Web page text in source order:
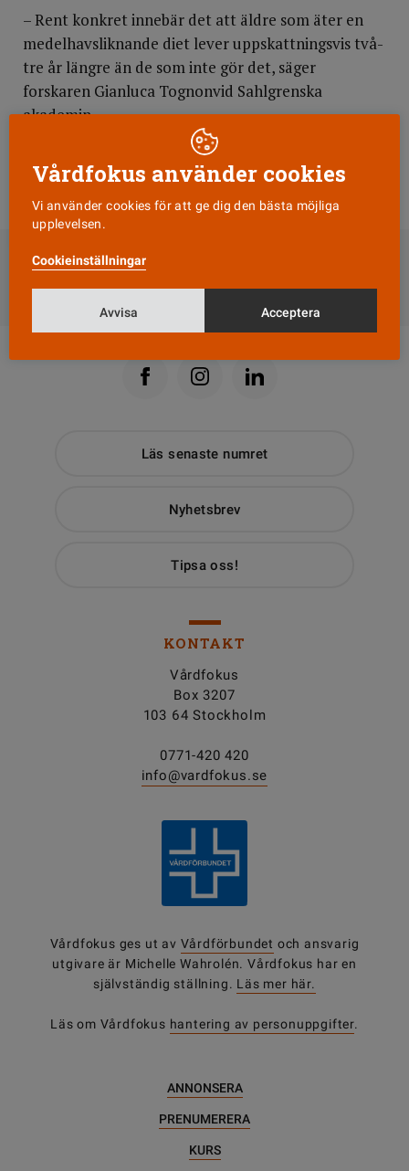
– Rent konkret innebär det att äldre som äter en
medelhavsliknande diet lever uppskattningsvis två-
tre år längre än de som inte gör det, säger
forskaren Gianluca Tognonvid Sahlgrenska
akademin.
Forskningen har publicerats i den vetenskapliga
tidskriften Age.
DELA
Till Vårdfokus startsida
Läs senaste numret
Nyhetsbrev
Tipsa oss!
KONTAKT
Vårdfokus
Box 3207
103 64 Stockholm
0771-420 420
info@vardfokus.se
Vårdfokus ges ut av Vårdförbundet och ansvarig
utgivare är Michelle Wahrolén. Vårdfokus har en
självständig ställning. Läs mer här.
Läs om Vårdfokus hantering av personuppgifter.
ANNONSERA
PRENUMERERA
KURS
Vårdfokus använder cookies
Vi använder cookies för att ge dig den bästa möjliga
upplevelsen.
Cookieinställningar
Avvisa Acceptera